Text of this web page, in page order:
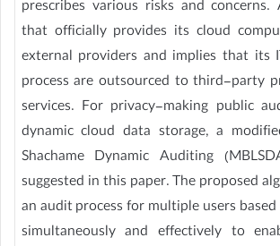
prescribes various risks and concerns.
that officially provides its cloud
external providers and implies that its
process are outsourced to third-party
services. For privacy-making public
dynamic cloud data storage, a
Shachame Dynamic Auditing
suggested in this paper. The proposed
an audit process for multiple users
simultaneously and effectively to